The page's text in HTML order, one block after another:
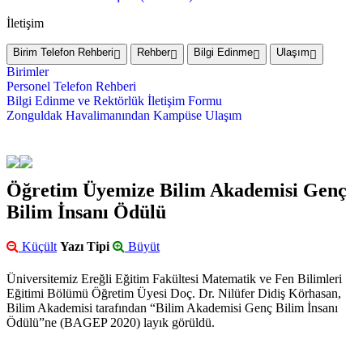
İletişim
Birim Telefon Rehberi Rehber Bilgi Edinme Ulaşım
Birimler
Personel Telefon Rehberi
Bilgi Edinme ve Rektörlük İletişim Formu
Zonguldak Havalimanından Kampüse Ulaşım
Öğretim Üyemize Bilim Akademisi Genç
Bilim İnsanı Ödülü
Küçült Yazı Tipi Büyüt
Üniversitemiz Ereğli Eğitim Fakültesi Matematik ve Fen Bilimleri
Eğitimi Bölümü Öğretim Üyesi Doç. Dr. Nilüfer Didiş Körhasan,
Bilim Akademisi tarafından “Bilim Akademisi Genç Bilim İnsanı
Ödülü”ne (BAGEP 2020) layık görüldü.